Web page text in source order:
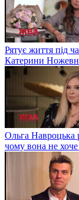
Рятує життя під
Катерини
Ольга Навроцька
чому вона не хоче